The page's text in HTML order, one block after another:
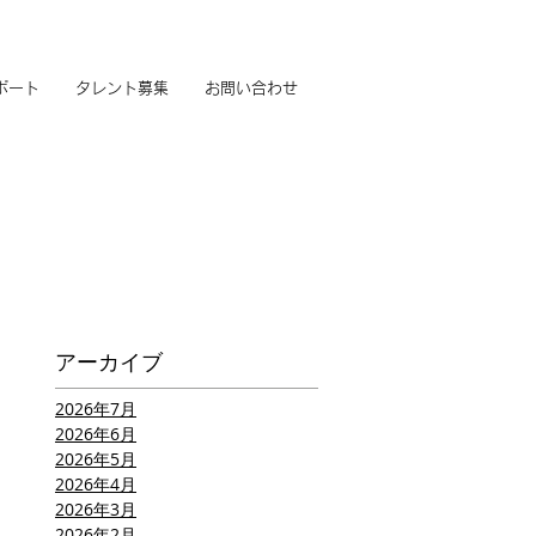
ート タレント募集 お問い合わせ
アーカイブ
2026年7月
2026年6月
2026年5月
2026年4月
2026年3月